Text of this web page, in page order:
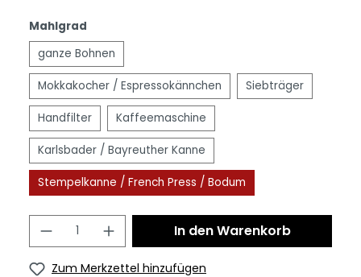
Mahlgrad
ganze Bohnen
Mokkakocher / Espressokännchen Siebträger
Handfilter Kaffeemaschine
Karlsbader / Bayreuther Kanne
Stempelkanne / French Press / Bodum
In den Warenkorb
Zum Merkzettel hinzufügen